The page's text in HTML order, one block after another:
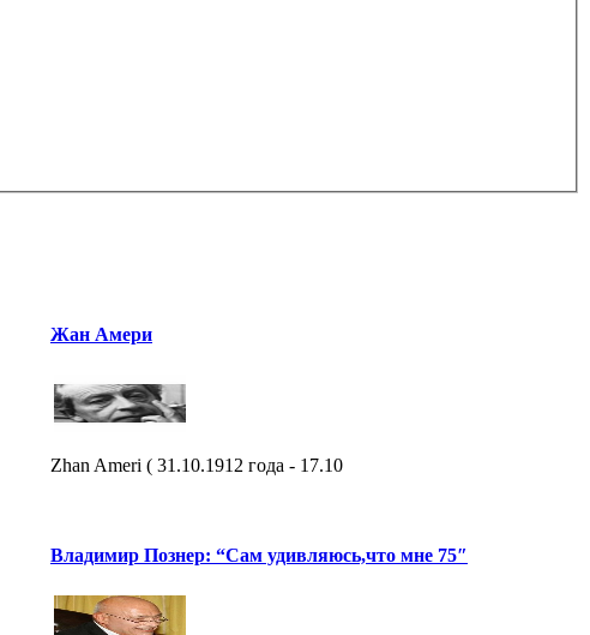
Жан Амери
Zhan Ameri ( 31.10.1912 года - 17.10
Владимир Познер: “Сам удивляюсь,что мне 75″